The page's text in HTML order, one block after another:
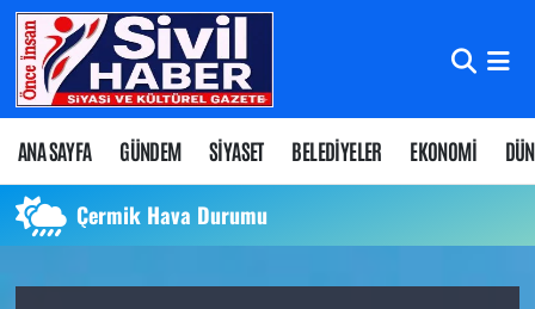
ANA SAYFA GÜNDEM SİYASET BELEDİYELER EKONOMİ
Çermik Hava Durumu
Nöbetçi Eczaneler
Hava Durumu
Namaz Vakitleri